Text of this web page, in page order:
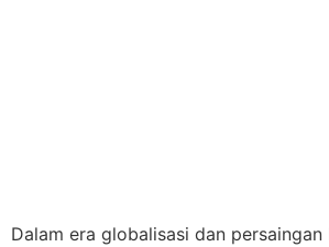
Dalam era globalisasi dan persaingan